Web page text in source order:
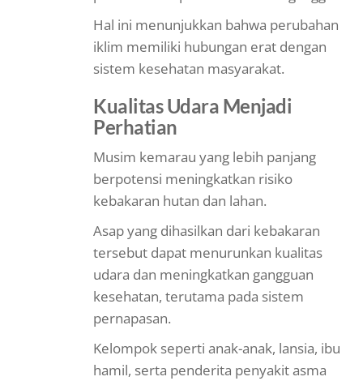
Hal ini menunjukkan bahwa perubahan
iklim memiliki hubungan erat dengan
sistem kesehatan masyarakat.
Kualitas Udara Menjadi
Perhatian
Musim kemarau yang lebih panjang
berpotensi meningkatkan risiko
kebakaran hutan dan lahan.
Asap yang dihasilkan dari kebakaran
tersebut dapat menurunkan kualitas
udara dan meningkatkan gangguan
kesehatan, terutama pada sistem
pernapasan.
Kelompok seperti anak-anak, lansia, ibu
hamil, serta penderita penyakit asma